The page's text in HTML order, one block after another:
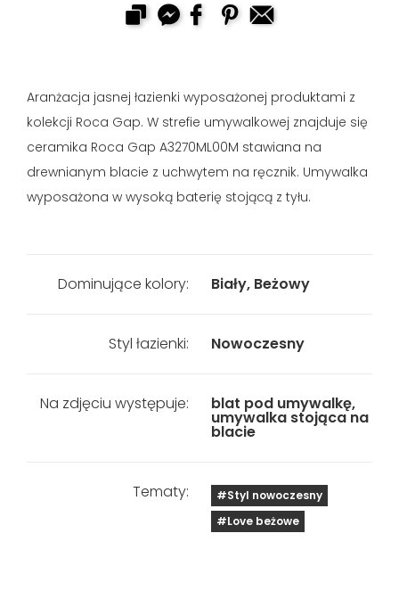
Aranżacja jasnej łazienki wyposażonej produktami z
kolekcji Roca Gap. W strefie umywalkowej znajduje się
ceramika Roca Gap A3270ML00M stawiana na
drewnianym blacie z uchwytem na ręcznik. Umywalka
wyposażona w wysoką baterię stojącą z tyłu.
Dominujące kolory: Biały, Beżowy
Styl łazienki: Nowoczesny
Na zdjęciu występuje: blat pod umywalkę,
umywalka stojąca na
blacie
Tematy:
#Styl nowoczesny
#Love beżowe